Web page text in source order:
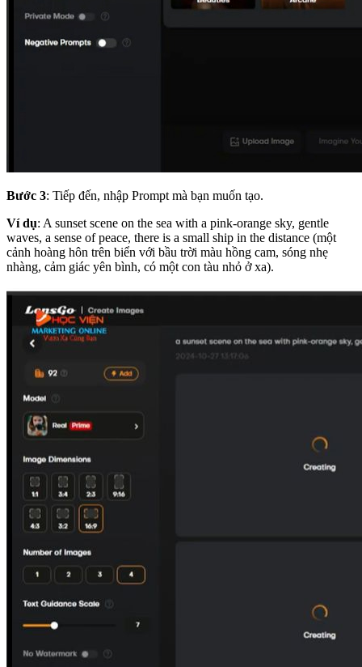
Bước 3: Tiếp đến, nhập Prompt mà bạn muốn tạo.
Ví dụ: A sunset scene on the sea with a pink-orange sky, gentle
waves, a sense of peace, there is a small ship in the distance (một
cảnh hoàng hôn trên biển với bầu trời màu hồng cam, sóng nhẹ
nhàng, cảm giác yên bình, có một con tàu nhỏ ở xa).